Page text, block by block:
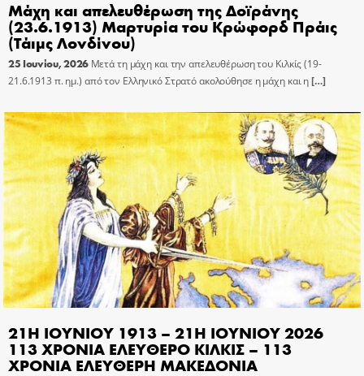
Μάχη και απελευθέρωση της Δοϊράνης
(23.6.1913) Μαρτυρία του Κρώφορδ Πράις
(Τάιμς Λονδίνου)
25 Ιουνίου, 2026 Μετά τη μάχη και την απελευθέρωση του Κιλκίς (19-
21.6.1913 π. ημ.) από τον Ελληνικό Στρατό ακολούθησε η μάχη και η[…]
21Η ΙΟΥΝΙΟΥ 1913 – 21Η ΙΟΥΝΙΟΥ 2026
113 ΧΡΟΝΙΑ ΕΛΕΥΘΕΡΟ ΚΙΛΚΙΣ – 113
ΧΡΟΝΙΑ ΕΛΕΥΘΕΡΗ ΜΑΚΕΔΟΝΙΑ